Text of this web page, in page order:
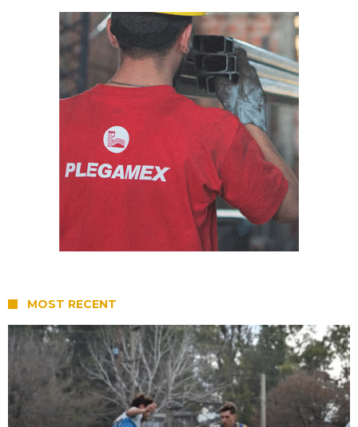
MOST RECENT